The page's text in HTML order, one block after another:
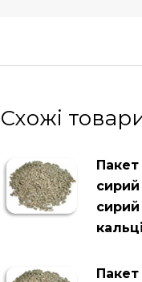
Схожі
Пакет
сирий